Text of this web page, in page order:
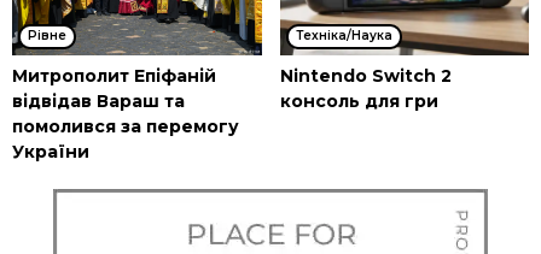
Рівне
Митрополит Епіфаній
відвідав Вараш та
помолився за перемогу
України
Техніка/Наука
Nintendo Switch 2
консоль для гри